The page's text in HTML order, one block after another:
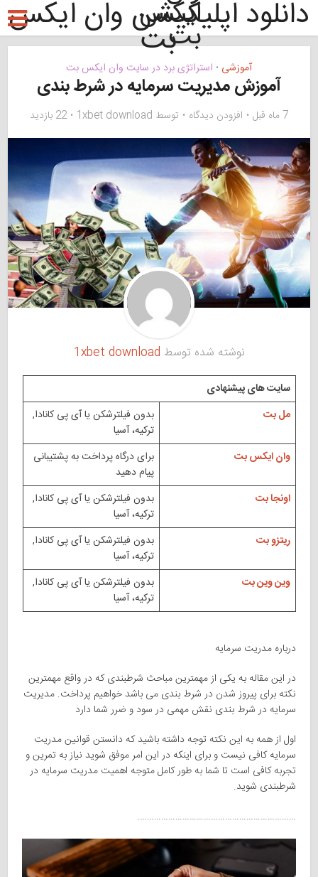
دانلود اپلیکیشن وان ایکس
بت
آموزشی • استراتژی برد در سایت وان ایکس بت
آموزش مدیریت سرمایه در شرط بندی
7 ماه قبل افزودن دیدگاه توسط 1xbet download 22 بازدید
نوشته شده توسط 1xbet download
سایت های پیشنهادی
مل بت
بدون فیلترشکن یا آی پی کانادا,
ترکیه، آسیا
وان ایکس بت
برای درگاه پرداخت به پشتیبانی
پیام دهید
اونجا بت
بدون فیلترشکن یا آی پی کانادا,
ترکیه، آسیا
ریتزو بت
بدون فیلترشکن یا آی پی کانادا,
ترکیه، آسیا
وین وین بت
بدون فیلترشکن یا آی پی کانادا,
ترکیه، آسیا
درباره مدریت سرمایه
در این مقاله به یکی از مهمترین مباحث شرطبندی که در واقع مهمترین
نکته برای پیروز شدن در شرط بندی می باشد خواهیم پرداخت. مدیریت
سرمایه در شرط بندی نقش مهمی در سود و ضرر شما دارد
اول از همه به این نکته توجه داشته باشید که دانستن قوانین مدریت
سرمایه کافی نیست و برای اینکه در این امر موفق شوید نیاز به تمرین و
تجربه کافی است تا شما به طور کامل متوجه اهمیت مدریت سرمایه در
شرطبندی شوید.
………………………………………………………….